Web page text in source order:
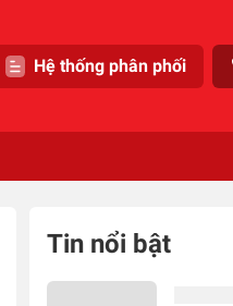
Hệ thống phân phối
Tin nổi bật